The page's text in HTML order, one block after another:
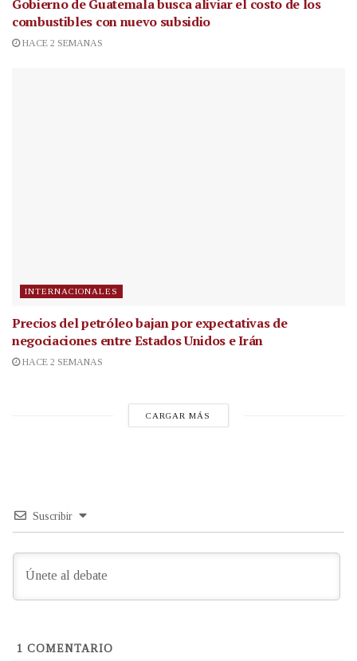
Gobierno de Guatemala busca aliviar el costo de los
combustibles con nuevo subsidio
HACE 2 SEMANAS
INTERNACIONALES
Precios del petróleo bajan por expectativas de
negociaciones entre Estados Unidos e Irán
HACE 2 SEMANAS
CARGAR MÁS
Suscribir
1 COMENTARIO